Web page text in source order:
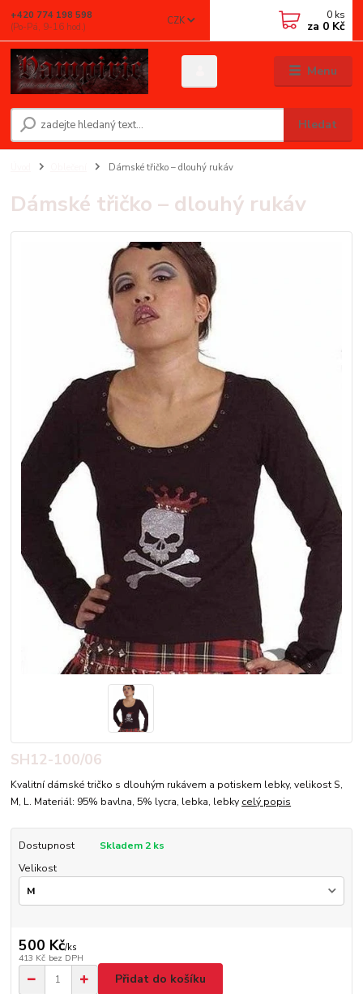
Menu
CZK
Hledat
+420 774 198 598
(Po-Pá, 9-16 hod.)
0 ks
za 0 Kč
Dámské třičko – dlouhý rukáv
Dámské třičko – dlouhý rukáv
SH12-100/06
Kvalitní dámské tričko s dlouhým rukávem a potiskem lebky, velikost S,
M, L. Materiál: 95% bavlna, 5% lycra, lebka, lebky celý popis
Dostupnost
Skladem 2 ks
Velikost
500 Kč/ks
413 Kč bez DPH
Přidat do košíku